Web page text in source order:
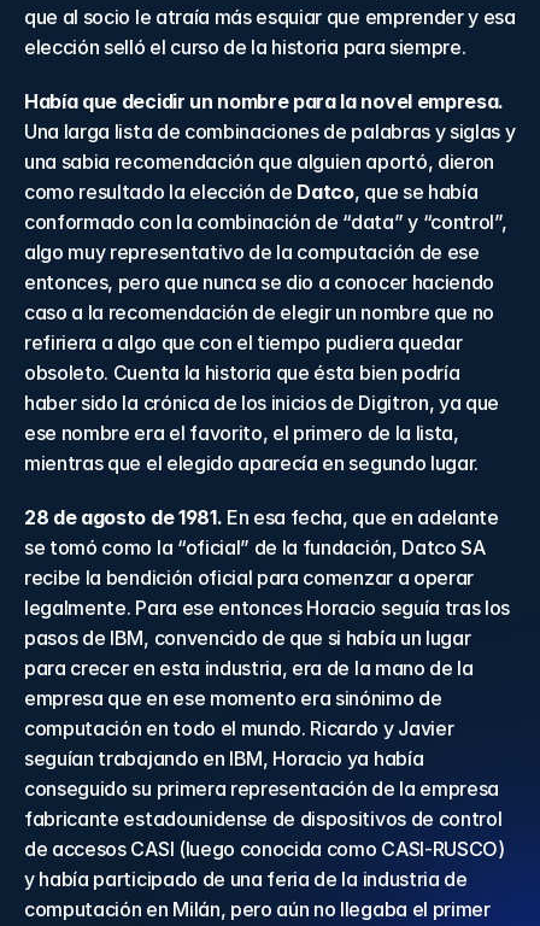
que al socio le atraía más esquiar que emprender y esa
elección selló el curso de la historia para siempre.
Había que decidir un nombre para la novel empresa.
Una larga lista de combinaciones de palabras y siglas y
una sabia recomendación que alguien aportó, dieron
como resultado la elección de Datco, que se había
conformado con la combinación de “data” y “control”,
algo muy representativo de la computación de ese
entonces, pero que nunca se dio a conocer haciendo
caso a la recomendación de elegir un nombre que no
refiriera a algo que con el tiempo pudiera quedar
obsoleto. Cuenta la historia que ésta bien podría
haber sido la crónica de los inicios de Digitron, ya que
ese nombre era el favorito, el primero de la lista,
mientras que el elegido aparecía en segundo lugar.
28 de agosto de 1981. En esa fecha, que en adelante
se tomó como la “oficial” de la fundación, Datco SA
recibe la bendición oficial para comenzar a operar
legalmente. Para ese entonces Horacio seguía tras los
pasos de IBM, convencido de que si había un lugar
para crecer en esta industria, era de la mano de la
empresa que en ese momento era sinónimo de
computación en todo el mundo. Ricardo y Javier
seguían trabajando en IBM, Horacio ya había
conseguido su primera representación de la empresa
fabricante estadounidense de dispositivos de control
de accesos CASI (luego conocida como CASI-RUSCO)
y había participado de una feria de la industria de
computación en Milán, pero aún no llegaba el primer